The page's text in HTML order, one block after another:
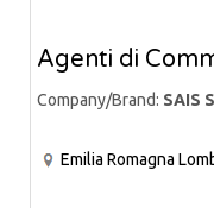
Agenti di
Company/Brand: SAIS
Emilia Romagna